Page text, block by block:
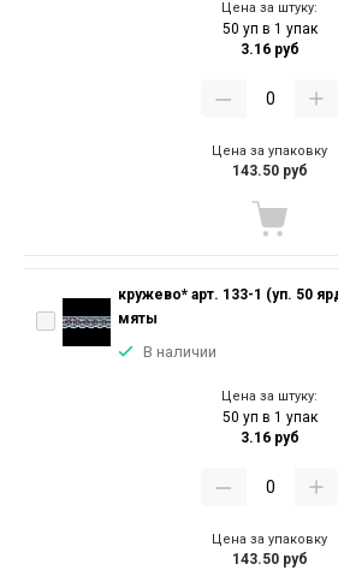
Цена за штуку:
50 уп в 1 упак
3.16 руб
Цена за упаковку
143.50 руб
кружево* арт. 133-1 (уп. 50
мяты
В наличии
Цена за штуку:
50 уп в 1 упак
3.16 руб
Цена за упаковку
143.50 руб